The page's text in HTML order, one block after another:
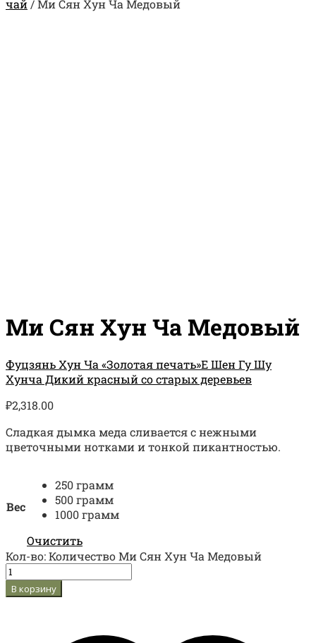
чай/Ми Сян Хун Ча Медовый
Ми Сян Хун Ча Медовый
Фуцзянь Хун Ча «Золотая печать»Е Шен Гу Шу
Хунча Дикий красный со старых деревьев
₽2,318.00
Сладкая дымка меда сливается с нежными
цветочными нотками и тонкой пикантностью.
Вес
250 грамм
500 грамм
1000 грамм
Очистить
Кол-во:Количество Ми Сян Хун Ча Медовый
В корзину